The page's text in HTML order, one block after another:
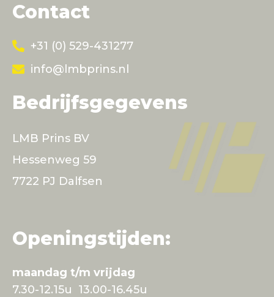
Contact
+31 (0) 529-431277
info@lmbprins.nl
Bedrijfsgegevens
LMB Prins BV
Hessenweg 59
7722 PJ Dalfsen
Openingstijden:
maandag t/m vrijdag
7.30-12.15u 13.00-16.45u